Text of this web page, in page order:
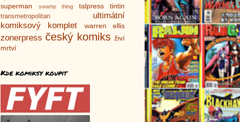
superman swamp thing talpress tintin
transmetropolitan
ultimátní
komiksový komplet
warren ellis
zonerpress český komiks živí
mrtví
Kde komiksy koupit